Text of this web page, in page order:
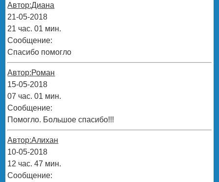
Автор:Диана
21-05-2018
21 час. 01 мин.
Сообщение:
Спасибо помогло
Автор:Роман
15-05-2018
07 час. 01 мин.
Сообщение:
Помогло. Большое спасибо!!!
Автор:Алихан
10-05-2018
12 час. 47 мин.
Сообщение: